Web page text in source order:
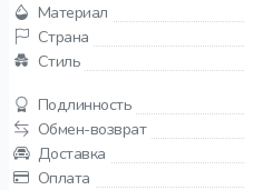
Материал
Страна
Стиль
Подлинность
Обмен-возврат
Доставка
Оплата